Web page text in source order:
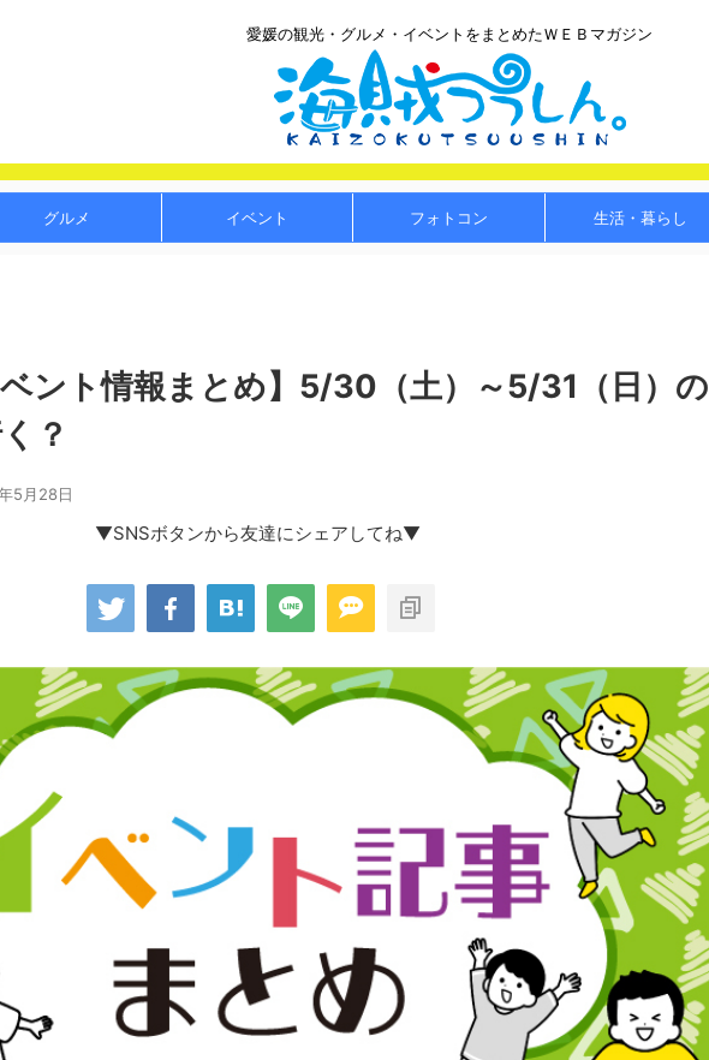
愛媛の観光・グルメ・イベントをまとめたＷＥＢマガジン
グルメ イベント フォトコン 生活・暮らし
ベント情報まとめ】5/30（土）～5/31（日）の
？
5月28日
▼SNSボタンから友達にシェアしてね▼